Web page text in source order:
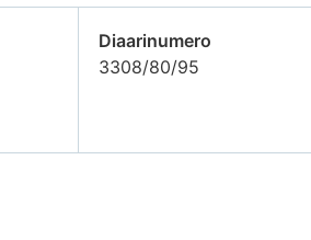
Diaarinumero
3308/80/95